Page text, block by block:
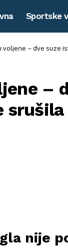
Sportske
voljene – dve suze
–
nije